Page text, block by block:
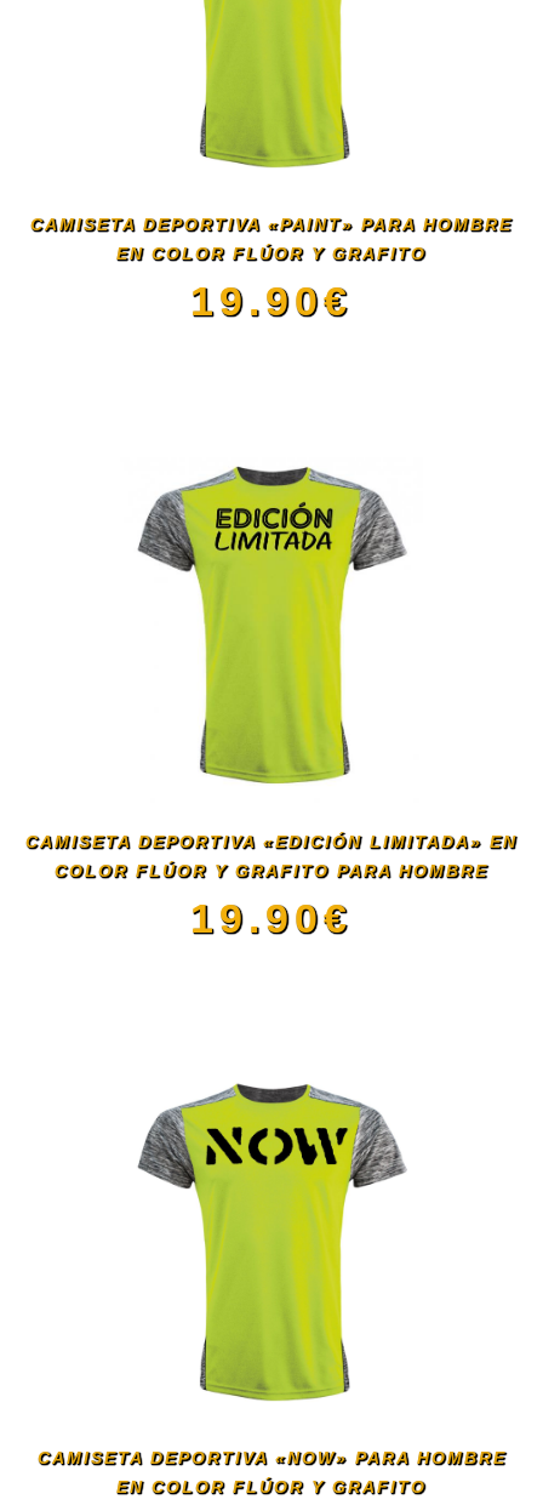
variantes.
Las
opciones
se
pueden
la
página
de
producto
CAMISETA DEPORTIVA «PAINT» PARA HOMBRE
EN COLOR FLÚOR Y GRAFITO
19.90€
tiene
múltiples
variantes.
Las
opciones
se
pueden
la
página
de
producto
CAMISETA DEPORTIVA «EDICIÓN LIMITADA» EN
COLOR FLÚOR Y GRAFITO PARA HOMBRE
19.90€
tiene
múltiples
variantes.
Las
opciones
se
CAMISETA DEPORTIVA «NOW» PARA HOMBRE
EN COLOR FLÚOR Y GRAFITO